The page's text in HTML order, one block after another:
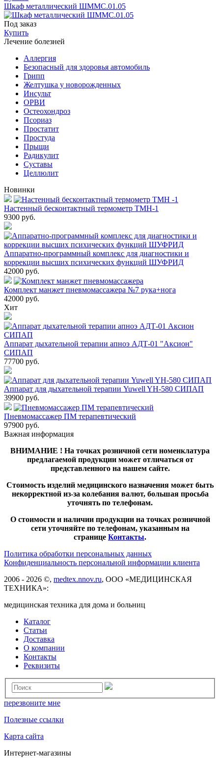
Шкаф металлический ШММС.01.05
Под заказ
Купить
Лечение болезней
Аллергия
Безопасный для здоровья автомобиль
Грипп
Желтушка у новорожденных
Инсульт
ОРВИ
Остеохондроз
Пcориаз
Простатит
Простуда
Прыщи
Радикулит
Суставы
Целлюлит
Новинки
Настенный бесконтактный термометр ТМН-1
9300 руб.
Аппаратно-программный комплекс для диагностики и
коррекции высших психических функций ШУФРИД
42000 руб.
Комплект манжет пневмомассажера №7 рука+нога
42000 руб.
Хит
Аппарат дыхательной терапии апноэ АДТ-01 "Аксион"
СИПАП
77700 руб.
Аппарат для дыхательной терапии Yuwell YH-580 СИПАП
39900 руб.
Пневмомассажер ПМ терапевтический
97900 руб.
Важная информация
ВНИМАНИЕ ! На точках розничной сети номенклатура
предлагаемой продукции может отличаться от
представленного на нашем сайте.
Стоимость изделий медицинского назначения может быть
некорректной из-за колебания валют, большая просьба
уточнять по телефонам.
О стоимости и наличии продукции на точках розничной
сети уточняйте по телефонам, указанным на
странице Контакты.
Политика обработки персональных данных
Конфиденциальность персональной информации клиента
2006 - 2026 ©, medtex.nnov.ru, ООО «МЕДИЦИНСКАЯ
ТЕХНИКА»:
медицинская техника для дома и больниц
Каталог
Статьи
Доставка
О компании
Контакты
Реквизиты
перезвоните мне
Полезные ссылки
Карта сайта
Интернет-магазины